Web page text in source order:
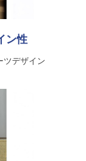
ン性
ツデザイン